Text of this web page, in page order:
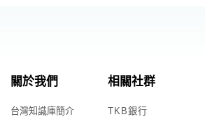
關於我們
台灣知識庫簡介
相關社群
TKB銀行